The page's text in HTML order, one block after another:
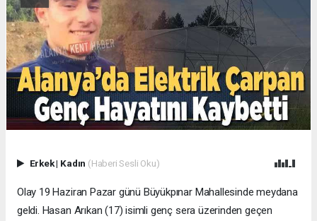
Erkek| Kadın (Haberi Sesli Oku)
Olay 19 Haziran Pazar günü Büyükpınar Mahallesinde meydana
geldi. Hasan Arıkan (17) isimli genç sera üzerinden geçen